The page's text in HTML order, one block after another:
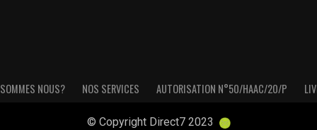
NOUS? NOS SERVICES AUTORISATION N°50/HAAC/20/P
© Copyright Direct7 2023